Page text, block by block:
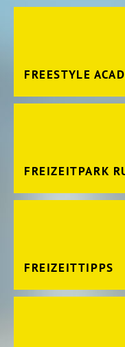
FREESTYLE
FREIZEITPARK
FREIZEITTIPPS